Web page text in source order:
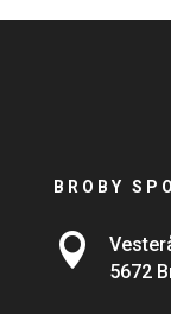
BROBY

5672